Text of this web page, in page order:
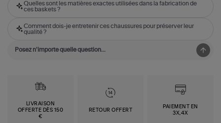
Quelles sont les matières exactes utilisées dans la fabrication de
ces baskets ?
Comment dois-je entretenir ces chaussures pour préserver leur
qualité ?
LIVRAISON
OFFERTE DÈS 150
€
RETOUR OFFERT
PAIEMENT EN
3X,4X